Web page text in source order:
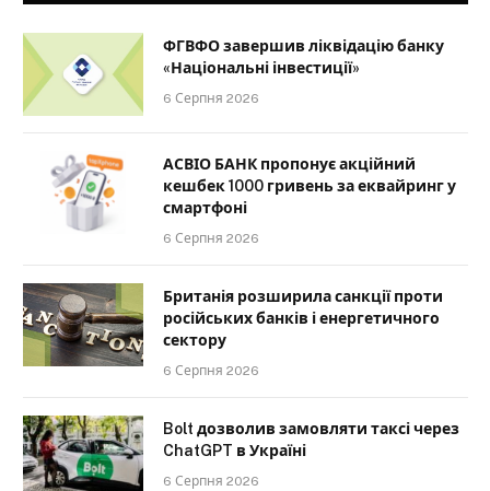
ФГВФО завершив ліквідацію банку
«Національні інвестиції»
6 Серпня 2026
АСВІО БАНК пропонує акційний
кешбек 1000 гривень за еквайринг у
смартфоні
6 Серпня 2026
Британія розширила санкції проти
російських банків і енергетичного
сектору
6 Серпня 2026
Bolt дозволив замовляти таксі через
ChatGPT в Україні
6 Серпня 2026